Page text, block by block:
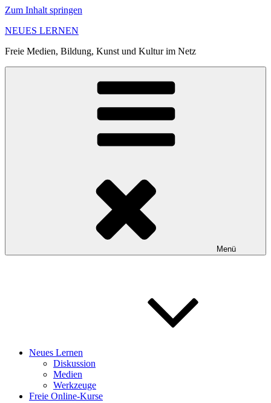
Zum Inhalt springen
NEUES LERNEN
Freie Medien, Bildung, Kunst und Kultur im Netz
Menü
Neues Lernen
Diskussion
Medien
Werkzeuge
Freie Online-Kurse